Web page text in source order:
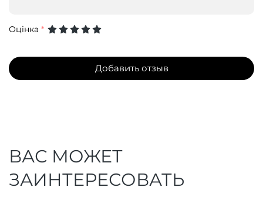
Оцінка *
Добавить отзыв
ВАС МОЖЕТ
ЗАИНТЕРЕСОВАТЬ